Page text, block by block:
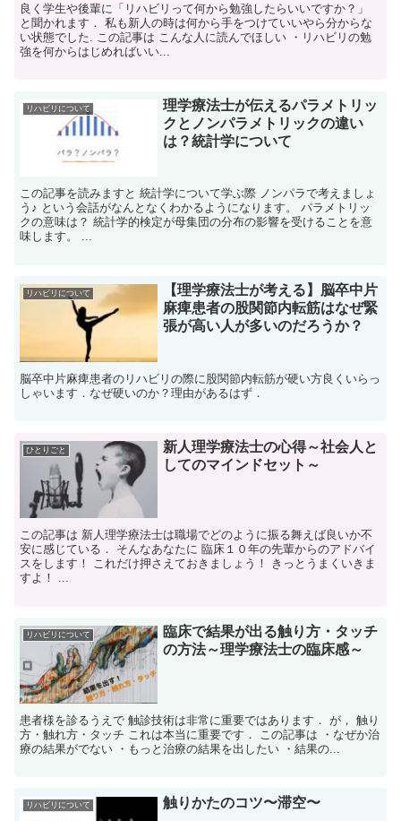
良く学生や後輩に「リハビリって何から勉強したらいいですか？」
と聞かれます． 私も新人の時は何から手をつけていいやら分からな
い状態でした. この記事は こんな人に読んでほしい ・リハビリの勉
強を何からはじめればいい...
リハビリについて
理学療法士が伝えるパラメトリッ
クとノンパラメトリックの違い
は？統計学について
この記事を読みますと 統計学について学ぶ際 ノンパラで考えましょ
う♪ という会話がなんとなくわかるようになります。 パラメトリッ
クの意味は？ 統計学的検定が母集団の分布の影響を受けることを意
味します。 ...
リハビリについて
【理学療法士が考える】脳卒中片
麻痺患者の股関節内転筋はなぜ緊
張が高い人が多いのだろうか？
脳卒中片麻痺患者のリハビリの際に股関節内転筋が硬い方良くいらっ
しゃいます．なぜ硬いのか？理由があるはず．
ひとりごと
新人理学療法士の心得～社会人と
してのマインドセット～
この記事は 新人理学療法士は職場でどのように振る舞えば良いか不
安に感じている． そんなあなたに 臨床１０年の先輩からのアドバイ
スをします！ これだけ押さえておきましょう！ きっとうまくいきま
すよ！ ...
リハビリについて
臨床で結果が出る触り方・タッチ
の方法～理学療法士の臨床感～
患者様を診るうえで 触診技術は非常に重要ではあります． が， 触り
方・触れ方・タッチ これは本当に重要です． この記事は ・なぜか治
療の結果がでない ・もっと治療の結果を出したい ・結果の...
リハビリについて 触りかたのコツ〜滞空〜